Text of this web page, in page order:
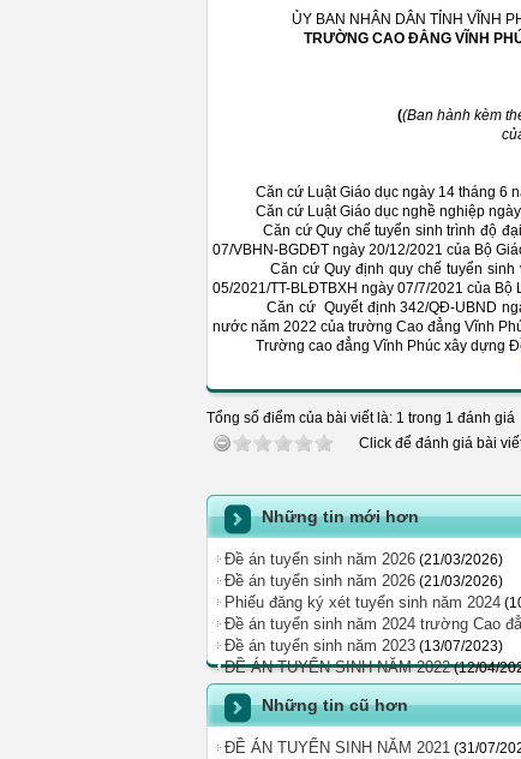
ỦY BAN NHÂN DÂN TỈNH VĨNH
TRƯỜNG CAO ĐẲNG VĨNH
((Ban hành kèm
Căn cứ Luật Giáo dục ngày 14 tháng 6
Căn cứ Luật Giáo dục nghề nghiệp ngày
Căn cứ Quy chế tuyển sinh trình độ đại
07/VBHN-BGDĐT ngày 20/12/2021 của Bộ
Căn cứ Quy định quy chế tuyển sinh và
05/2021/TT-BLĐTBXH ngày 07/7/2021 của
Căn cứ Quyết định 342/QĐ-UBND ngày
nước năm 2022 của trường Cao đẳng Vĩnh
Trường cao đẳng Vĩnh Phúc xây dựng Đề
Tổng số điểm của bài viết là: 1 trong 1 đánh giá
Click để đánh giá bài
Những tin mới hơn
Đề án tuyển sinh năm 2026 (21/03/2026)
Đề án tuyển sinh năm 2026 (21/03/2026)
Phiếu đăng ký xét tuyển sinh năm 2024
Đề án tuyển sinh năm 2024 trường Cao
Đề án tuyển sinh năm 2023 (13/07/2023)
ĐỀ ÁN TUYỂN SINH NĂM 2022 (12/04/
Những tin cũ hơn
ĐỀ ÁN TUYỂN SINH NĂM 2021 (31/07/